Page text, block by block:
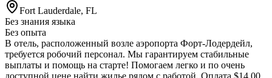
Fort Lauderdale, FL
Без знания языка
Без опыта
В отель, расположенный возле аэропорта Форт-Лодердейл,
требуется робочий персонал. Мы гарантируем стабильные
выплаты и помощь на старте! Помогаем легко и по очень